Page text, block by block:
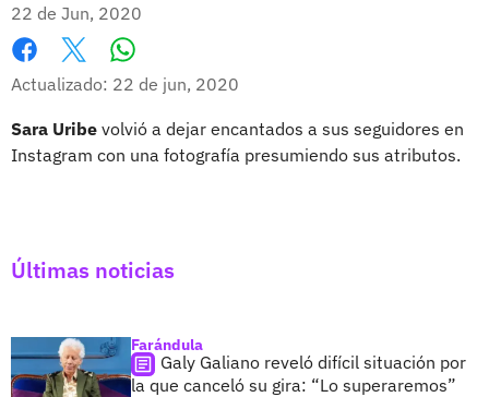
22 de Jun, 2020
Facebook
X
Actualizado: 22 de jun, 2020
Sara Uribe volvió a dejar encantados a sus seguidores en
Instagram con una fotografía presumiendo sus atributos.
Últimas noticias
Farándula
Galy Galiano reveló difícil situación por
la que canceló su gira: “Lo superaremos”